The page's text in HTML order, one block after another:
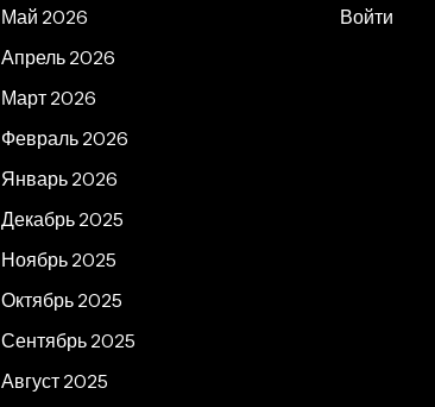
Май 2026
Апрель 2026
Март 2026
Февраль 2026
Январь 2026
Декабрь 2025
Ноябрь 2025
Октябрь 2025
Сентябрь 2025
Август 2025
Войти